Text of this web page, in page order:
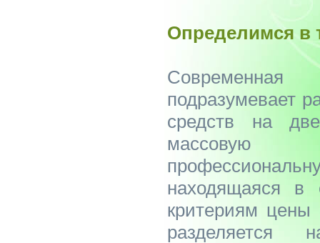
Определимся в
подразумевает
средств на
находящаяся в
критериям цены
разделяется